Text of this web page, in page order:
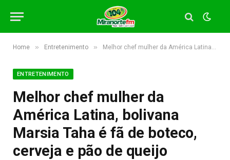
Home » Entretenimento » Melhor chef mulher da América Latina, bolivana Marsia Taha é fã de boteco, cerveja e pão de queijo
ENTRETENIMENTO
Melhor chef mulher da
América Latina, bolivana
Marsia Taha é fã de boteco,
cerveja e pão de queijo